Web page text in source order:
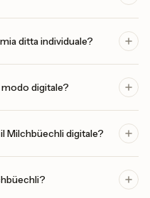
ditta individuale?
digitale?
Milchbüechli digitale?